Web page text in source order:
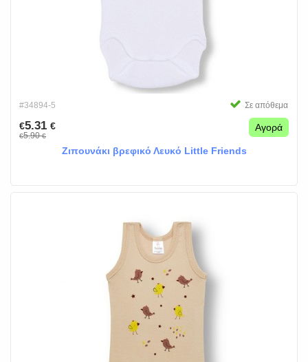
#34894-5 Σε απόθεμα
€5.31 €
€5.90€
Αγορά
Ζιπουνάκι βρεφικό Λευκό Little Friends